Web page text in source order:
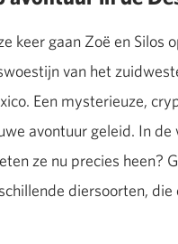
keer gaan Zoë en Silos
van het
Een mysterieuze,
avontuur geleid. In
ze nu precies heen?
diersoorten,